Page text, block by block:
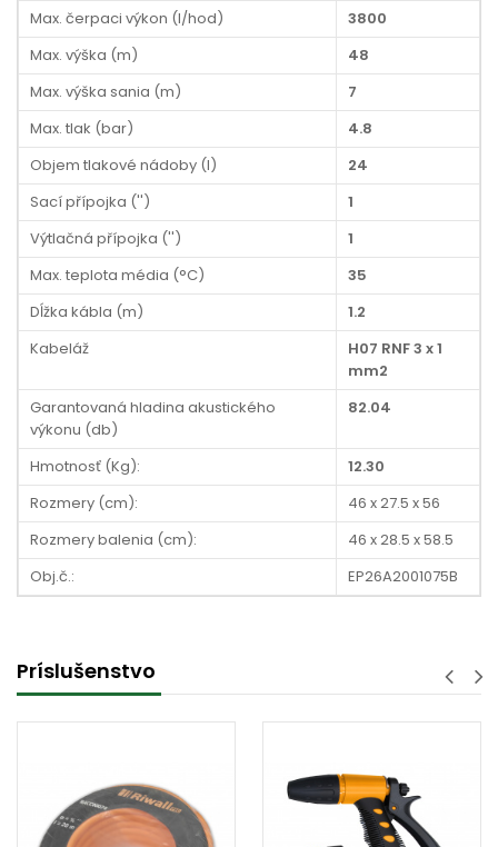
Max. čerpaci výkon (l/hod)
3800
Max. výška (m)
48
Max. výška sania (m)
7
Max. tlak (bar)
4.8
Objem tlakové nádoby (l)
24
Sací přípojka ('')
1
Výtlačná přípojka ('')
1
Max. teplota média (°C)
35
Dĺžka kábla (m)
1.2
Kabeláž
H07 RNF 3 x 1
mm2
Garantovaná hladina akustického
výkonu (db)
82.04
Hmotnosť (Kg):
12.30
Rozmery (cm):
46 x 27.5 x 56
Rozmery balenia (cm):
46 x 28.5 x 58.5
Obj.č.:
EP26A2001075B
Príslušenstvo